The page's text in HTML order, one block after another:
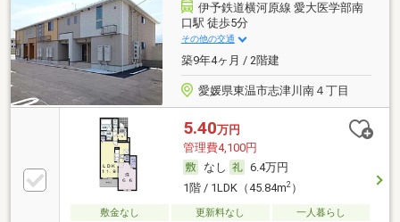
伊予鉄道横河原線 愛大医学部南
口駅 徒歩5分
その他の交通
築9年4ヶ月 / 2階建
愛媛県東温市志津川南４丁目
5.40万円
管理費4,100円
なし
6.4万円
1階 / 1LDK（45.84m2）
敷金なし 更新料なし
一人暮らし